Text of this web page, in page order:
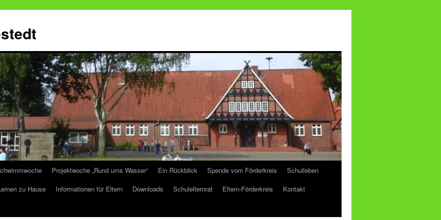
Projektwoche „Rund ums Wasser“ Ein Rückblick Spende vom Förderkreis
Schulleben
zu Hause Informationen für Eltern Downloads Schulelternrat Eltern-Förderkreis
Kontakt